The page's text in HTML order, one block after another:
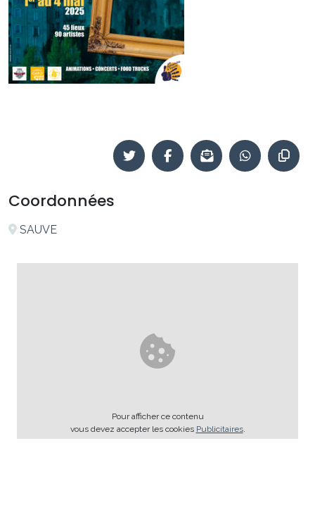
Coordonnées
SAUVE
Pour afficher ce contenu
vous devez accepter les cookies Publicitaires.